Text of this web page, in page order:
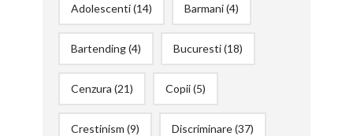
Adolescenti(14) Barmani(4)
Bartending(4) Bucuresti(18)
Cenzura (21) Copii(5)
Crestinism (9) Discriminare(37)